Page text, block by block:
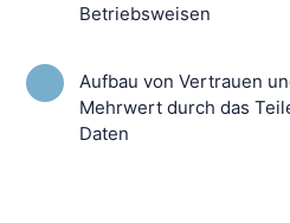
Betriebsweisen
Aufbau von Vertrauen
Mehrwert durch das
Daten